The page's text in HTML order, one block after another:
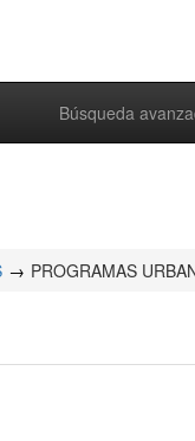
Búsqueda
PROGRAMAS